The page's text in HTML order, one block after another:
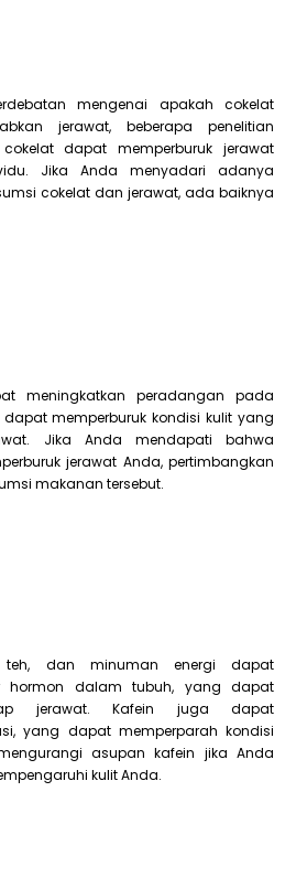
mengenai apakah cokelat
jerawat, beberapa penelitian
dapat memperburuk jerawat
Jika Anda menyadari adanya
cokelat dan jerawat, ada baiknya
meningkatkan peradangan pada
memperburuk kondisi kulit yang
Jika Anda mendapati bahwa
jerawat Anda, pertimbangkan
makanan tersebut.
dan minuman energi dapat
hormon dalam tubuh, yang dapat
jerawat. Kafein juga dapat
yang dapat memperparah kondisi
asupan kafein jika Anda
kulit Anda.